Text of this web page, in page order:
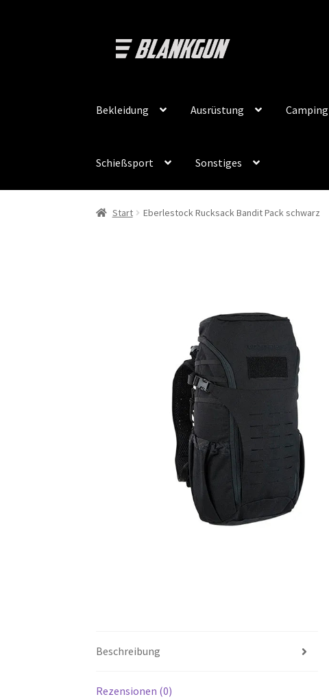
Navigation
Zum
Inhalt
Bekleidung Ausrüstung Camping
Schießsport Sonstiges
Start Eberlestock Rucksack Bandit Pack schwarz
Beschreibung
Rezensionen (0)